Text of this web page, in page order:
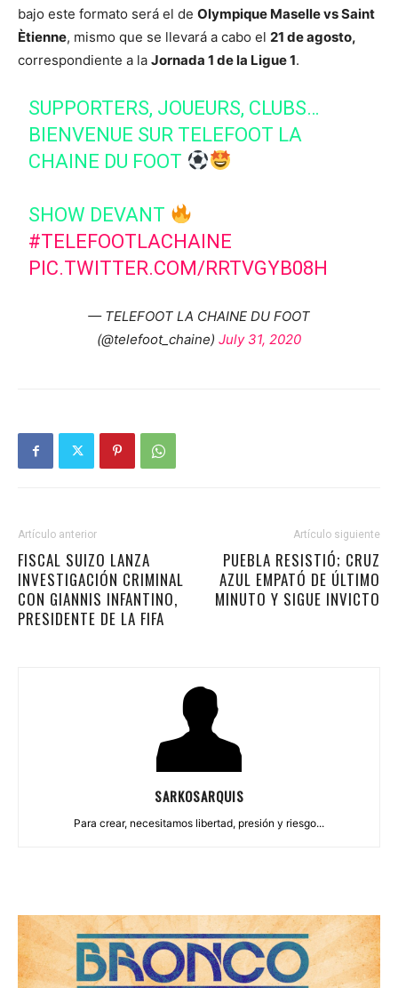
bajo este formato será el de Olympique Maselle vs Saint
Ètienne, mismo que se llevará a cabo el 21 de agosto,
correspondiente a la Jornada 1 de la Ligue 1.
SUPPORTERS, JOUEURS, CLUBS…
BIENVENUE SUR TELEFOOT LA
CHAINE DU FOOT
SHOW DEVANT
#TELEFOOTLACHAINE
PIC.TWITTER.COM/RRTVGYB08H
— TELEFOOT LA CHAINE DU FOOT
(@telefoot_chaine) July 31, 2020
Artículo anterior
FISCAL SUIZO LANZA
INVESTIGACIÓN CRIMINAL
CON GIANNIS INFANTINO,
PRESIDENTE DE LA FIFA
Artículo siguiente
PUEBLA RESISTIÓ; CRUZ
AZUL EMPATÓ DE ÚLTIMO
MINUTO Y SIGUE INVICTO
SARKOSARQUIS
Para crear, necesitamos libertad, presión y riesgo...